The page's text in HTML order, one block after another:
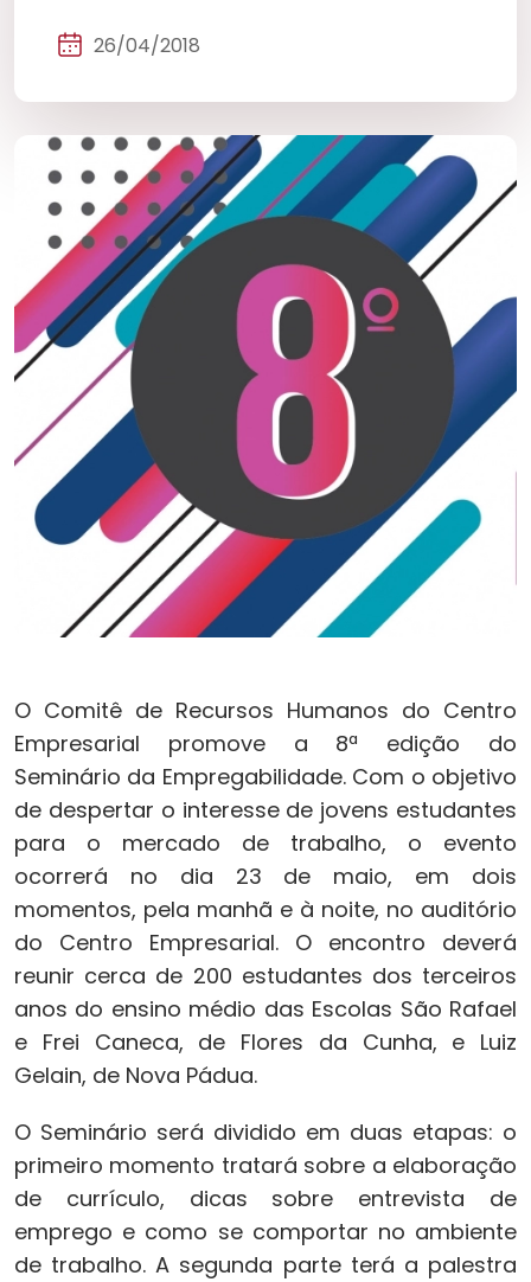
26/04/2018
O Comitê de Recursos Humanos do Centro
Empresarial promove a ­­­­­­­­­­­­­­­­­­8ª edição do
Seminário da Empregabilidade. Com o objetivo
de despertar o interesse de jovens estudantes
para o mercado de trabalho, o evento
ocorrerá no dia 23 de maio, em dois
momentos, pela manhã e à noite, no auditório
do Centro Empresarial. O encontro deverá
reunir cerca de 200 estudantes dos terceiros
anos do ensino médio das Escolas São Rafael
e Frei Caneca, de Flores da Cunha, e Luiz
Gelain, de Nova Pádua.
O Seminário será dividido em duas etapas: o
primeiro momento tratará sobre a elaboração
de currículo, dicas sobre entrevista de
emprego e como se comportar no ambiente
de trabalho. A segunda parte terá a palestra